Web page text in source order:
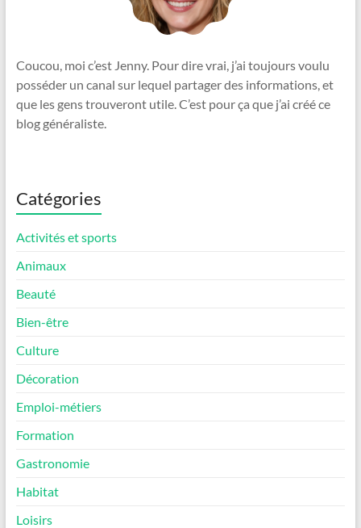
Coucou, moi c’est Jenny. Pour dire vrai, j’ai toujours voulu
posséder un canal sur lequel partager des informations, et
que les gens trouveront utile. C’est pour ça que j’ai créé ce
blog généraliste.
Catégories
Activités et sports
Animaux
Beauté
Bien-être
Culture
Décoration
Emploi-métiers
Formation
Gastronomie
Habitat
Loisirs